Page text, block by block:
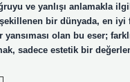
ve yanlışı anlamakla
bir dünyada, en
yansıması olan bu eser;
sadece estetik bir